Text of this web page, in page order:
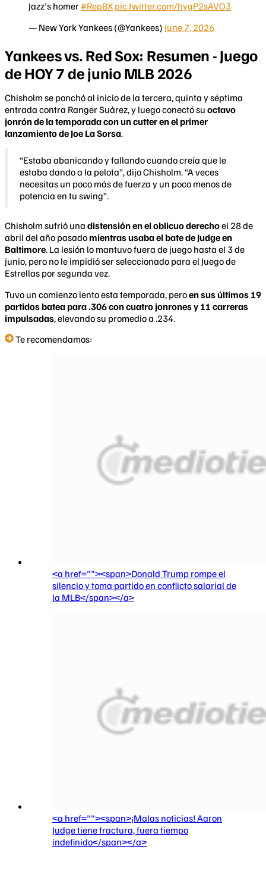
Jazz's homer #RepBX pic.twitter.com/hygP2sAVO3
— New York Yankees (@Yankees) June 7, 2026
Yankees vs. Red Sox: Resumen - Juego
de HOY 7 de junio MLB 2026
Chisholm se ponchó al inicio de la tercera, quinta y séptima
entrada contra Ranger Suárez, y luego conectó su octavo
jonrón de la temporada con un cutter en el primer
lanzamiento de Joe La Sorsa.
“Estaba abanicando y fallando cuando creía que le
estaba dando a la pelota”, dijo Chisholm. “A veces
necesitas un poco más de fuerza y ​​un poco menos de
potencia en tu swing”.
Chisholm sufrió una distensión en el oblicuo derechoel 28 de
abril del año pasado mientras usaba el bate de Judge en
Baltimore. La lesión lo mantuvo fuera de juego hasta el 3 de
junio, pero no le impidió ser seleccionado para el Juego de
Estrellas por segunda vez.
Tuvo un comienzo lento esta temporada, peroen sus últimos 19
partidos batea para .306 con cuatro jonrones y 11 carreras
impulsadas, elevando su promedio a .234.
Te recomendamos:
<a href=""><span>Donald Trump rompe el
silencio y toma partido en conflicto salarial de
la MLB</span></a>
<a href=""><span>¡Malas noticias! Aaron
Judge tiene fractura, fuera tiempo
indefinido</span></a>